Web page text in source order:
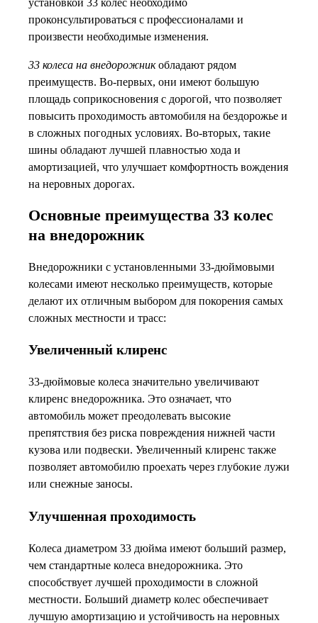
установкой 33 колес необходимо
проконсультироваться с профессионалами и
произвести необходимые изменения.
33 колеса на внедорожникобладают рядом
преимуществ. Во-первых, они имеют большую
площадь соприкосновения с дорогой, что позволяет
повысить проходимость автомобиля на бездорожье и
в сложных погодных условиях. Во-вторых, такие
шины обладают лучшей плавностью хода и
амортизацией, что улучшает комфортность вождения
на неровных дорогах.
Основные преимущества 33 колес
на внедорожник
Внедорожники с установленными 33-дюймовыми
колесами имеют несколько преимуществ, которые
делают их отличным выбором для покорения самых
сложных местности и трасс:
Увеличенный клиренс
33-дюймовые колеса значительно увеличивают
клиренс внедорожника. Это означает, что
автомобиль может преодолевать высокие
препятствия без риска повреждения нижней части
кузова или подвески. Увеличенный клиренс также
позволяет автомобилю проехать через глубокие лужи
или снежные заносы.
Улучшенная проходимость
Колеса диаметром 33 дюйма имеют больший размер,
чем стандартные колеса внедорожника. Это
способствует лучшей проходимости в сложной
местности. Больший диаметр колес обеспечивает
лучшую амортизацию и устойчивость на неровных